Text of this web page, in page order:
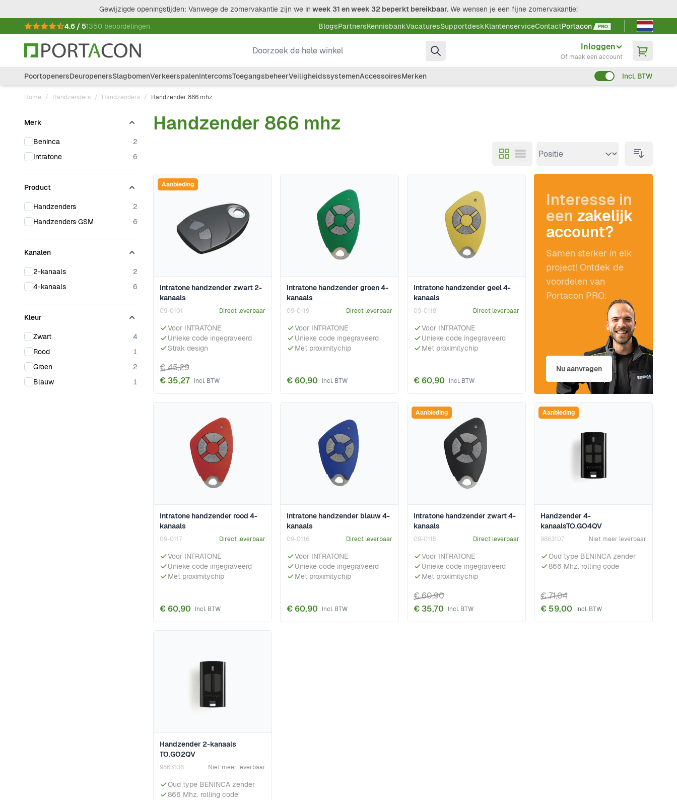
Gewijzigde openingstijden: Vanwege de zomervakantie zijn we in week 31 en week 32 beperkt bereikbaar. We wensen je een fijne zomervakantie!
4.6 / 51350 beoordelingen BlogsPartnersKennisbankVacaturesSupportdeskKlantenserviceContactPortacon
Taal kiezen
Doorzoek de hele winkel
Inloggen
Of maak een account
PoortopenersDeuropenersSlagbomenVerkeerspalenIntercomsToegangsbeheerVeiligheidssystemenAccessoiresMerken Incl. BTW
Home / Handzenders / Handzenders / Handzender 866 mhz
Doorgaan naar productlijst
Merk
Beninca 2products available
Intratone
6products available
Product
Handzenders 2products available
Handzenders GSM
6products available
Kanalen
2-kanaals 2products available
4-kanaals
6products available
Kleur
Zwart 4products available
Rood
1 products available
Groen
2products available
Blauw
1 products available
Handzender 866 mhz
Intratone handzender zwart 2-
kanaals
09-0101 Direct leverbaar
Voor INTRATONE
Unieke code ingegraveerd
Strak design
€ 35,27
€ 45,29
Aanbieding
Intratone handzender groen 4-
kanaals
09-0119 Direct leverbaar
Voor INTRATONE
Unieke code ingegraveerd
Met proximitychip
€ 60,90
Intratone handzender geel 4-
kanaals
09-0118 Direct leverbaar
Voor INTRATONE
Unieke code ingegraveerd
Met proximitychip
€ 60,90
Intratone handzender rood 4-
kanaals
09-0117 Direct leverbaar
Voor INTRATONE
Unieke code ingegraveerd
Met proximitychip
€ 60,90
Intratone handzender blauw 4-
kanaals
09-0116 Direct leverbaar
Voor INTRATONE
Unieke code ingegraveerd
Met proximitychip
€ 60,90
Intratone handzender zwart 4-
kanaals
09-0115 Direct leverbaar
Voor INTRATONE
Unieke code ingegraveerd
Met proximitychip
€ 35,70
€ 60,90
Aanbieding
Handzender 4-
kanaalsTO.GO4QV
9863107 Niet meer leverbaar
Oud type BENINCA zender
866 Mhz. rolling code
€ 59,00
€ 71,04
Aanbieding
Handzender 2-kanaals
TO.GO2QV
9863106 Niet meer leverbaar
Oud type BENINCA zender
866 Mhz. rolling code
Interesse in
een zakelijk
account?
Samen sterker in elk
project! Ontdek de
voordelen van
Portacon PRO.
Nu aanvragen